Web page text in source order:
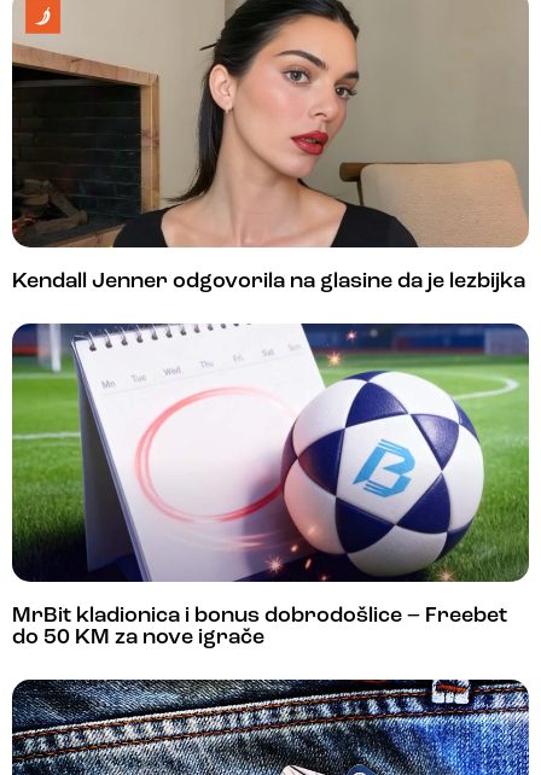
Kendall Jenner odgovorila na glasine da je lezbijka
MrBit kladionica i bonus dobrodošlice – Freebet
do 50 KM za nove igrače